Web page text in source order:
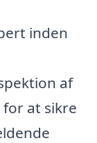
inden
af
at sikre